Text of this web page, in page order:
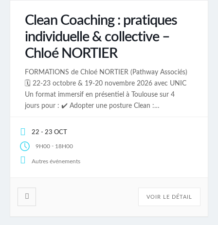
Clean Coaching : pratiques
individuelle & collective –
Chloé NORTIER
FORMATIONS de Chloé NORTIER (Pathway Associés)
🗓️ 22-23 octobre & 19-20 novembre 2026 avec UNIC
Un format immersif en présentiel à Toulouse sur 4
jours pour : ✔️ Adopter une posture Clean :
pour le client ✔️ Ancrer des pratiques Clean puissantes
22 - 23 OCT
9H00 - 18H00
Autres événements
VOIR LE DÉTAIL